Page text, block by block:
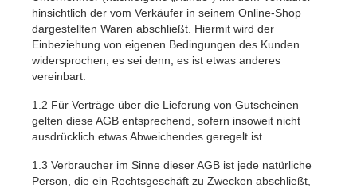
hinsichtlich der vom Verkäufer in seinem Online-Shop
dargestellten Waren abschließt. Hiermit wird der
Einbeziehung von eigenen Bedingungen des Kunden
widersprochen, es sei denn, es ist etwas anderes
vereinbart.
1.2 Für Verträge über die Lieferung von Gutscheinen
gelten diese AGB entsprechend, sofern insoweit nicht
ausdrücklich etwas Abweichendes geregelt ist.
1.3 Verbraucher im Sinne dieser AGB ist jede natürliche
Person, die ein Rechtsgeschäft zu Zwecken abschließt,